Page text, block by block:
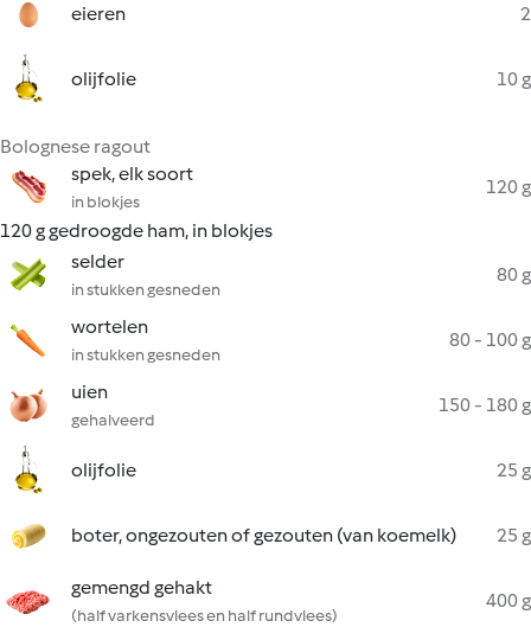
eieren 2
olijfolie 10 g
Bolognese ragout
spek, elk soort
in blokjes
120 g
120 g gedroogde ham, in blokjes
selder
in stukken gesneden
80 g
wortelen
in stukken gesneden
80 - 100 g
uien
gehalveerd
150 - 180 g
olijfolie 25 g
boter, ongezouten of gezouten (van koemelk) 25 g
gemengd gehakt
(half varkensvlees en half rundvlees)
400 g